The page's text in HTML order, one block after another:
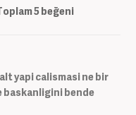
5beğeni
yapi calismasi ne bir
baskanligini bende